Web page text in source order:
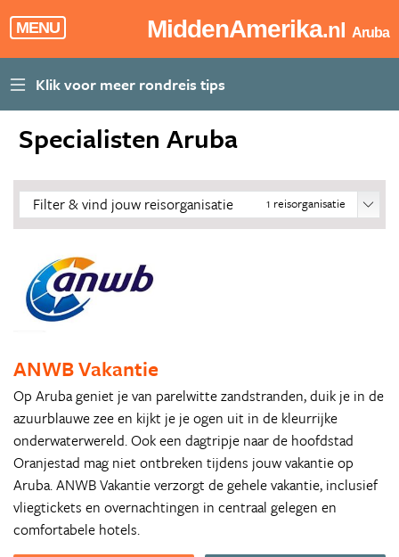
MENU MiddenAmerika.nl Aruba
Specialisten Aruba
1 reisorganisatie
Filter & vind jouw reisorganisatie
ANWB Vakantie
Op Aruba geniet je van parelwitte zandstranden, duik je in de
azuurblauwe zee en kijkt je je ogen uit in de kleurrijke
onderwaterwereld. Ook een dagtripje naar de hoofdstad
Oranjestad mag niet ontbreken tijdens jouw vakantie op
Aruba. ANWB Vakantie verzorgt de gehele vakantie, inclusief
vliegtickets en overnachtingen in centraal gelegen en
comfortabele hotels.